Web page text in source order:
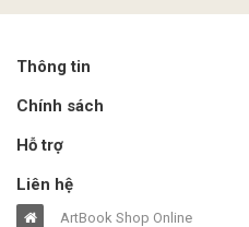
Thông tin
Chính sách
Hỗ trợ
Liên hệ
ArtBook Shop Online